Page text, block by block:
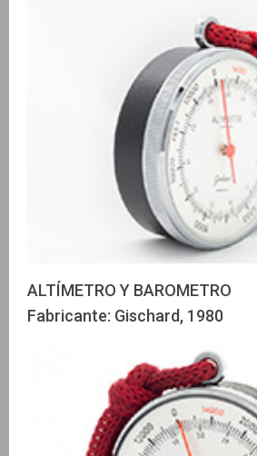
ALTÍMETRO Y BAROMETRO
Fabricante: Gischard, 1980